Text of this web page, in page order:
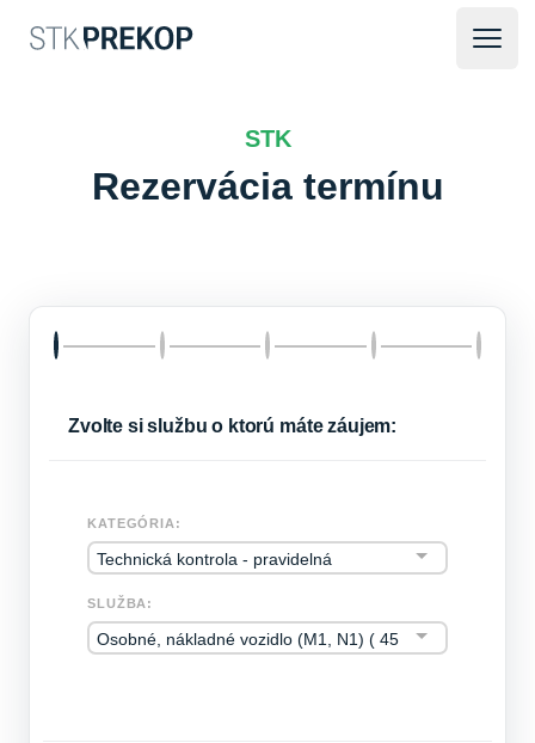
STK
Rezervácia termínu
Zvolte si službu o ktorú máte záujem:
KATEGÓRIA:
SLUŽBA: